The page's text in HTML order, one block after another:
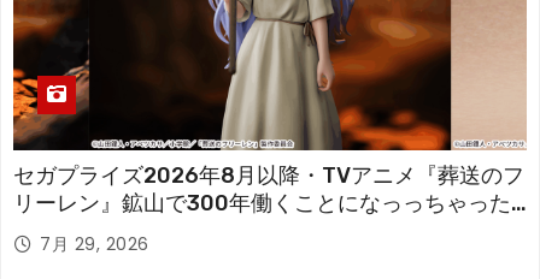
セガプライズ2026年8月以降・TVアニメ『葬送のフ
リーレン』鉱山で300年働くことになっっちゃった
「フリーレン」を立体化！
7月 29, 2026